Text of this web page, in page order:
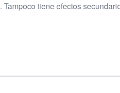
tiene efectos